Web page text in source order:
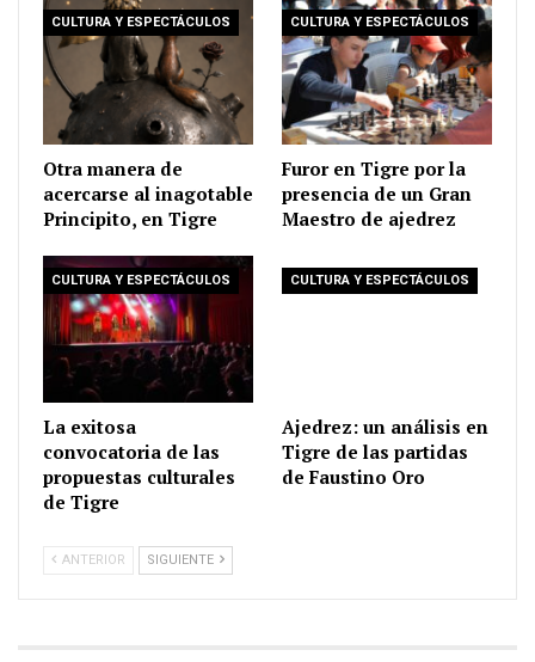
CULTURA Y ESPECTÁCULOS
Otra manera de
acercarse al inagotable
Principito, en Tigre
CULTURA Y ESPECTÁCULOS
Furor en Tigre por la
presencia de un Gran
Maestro de ajedrez
CULTURA Y ESPECTÁCULOS
La exitosa
convocatoria de las
propuestas culturales
de Tigre
CULTURA Y ESPECTÁCULOS
Ajedrez: un análisis en
Tigre de las partidas
de Faustino Oro
ANTERIOR SIGUIENTE